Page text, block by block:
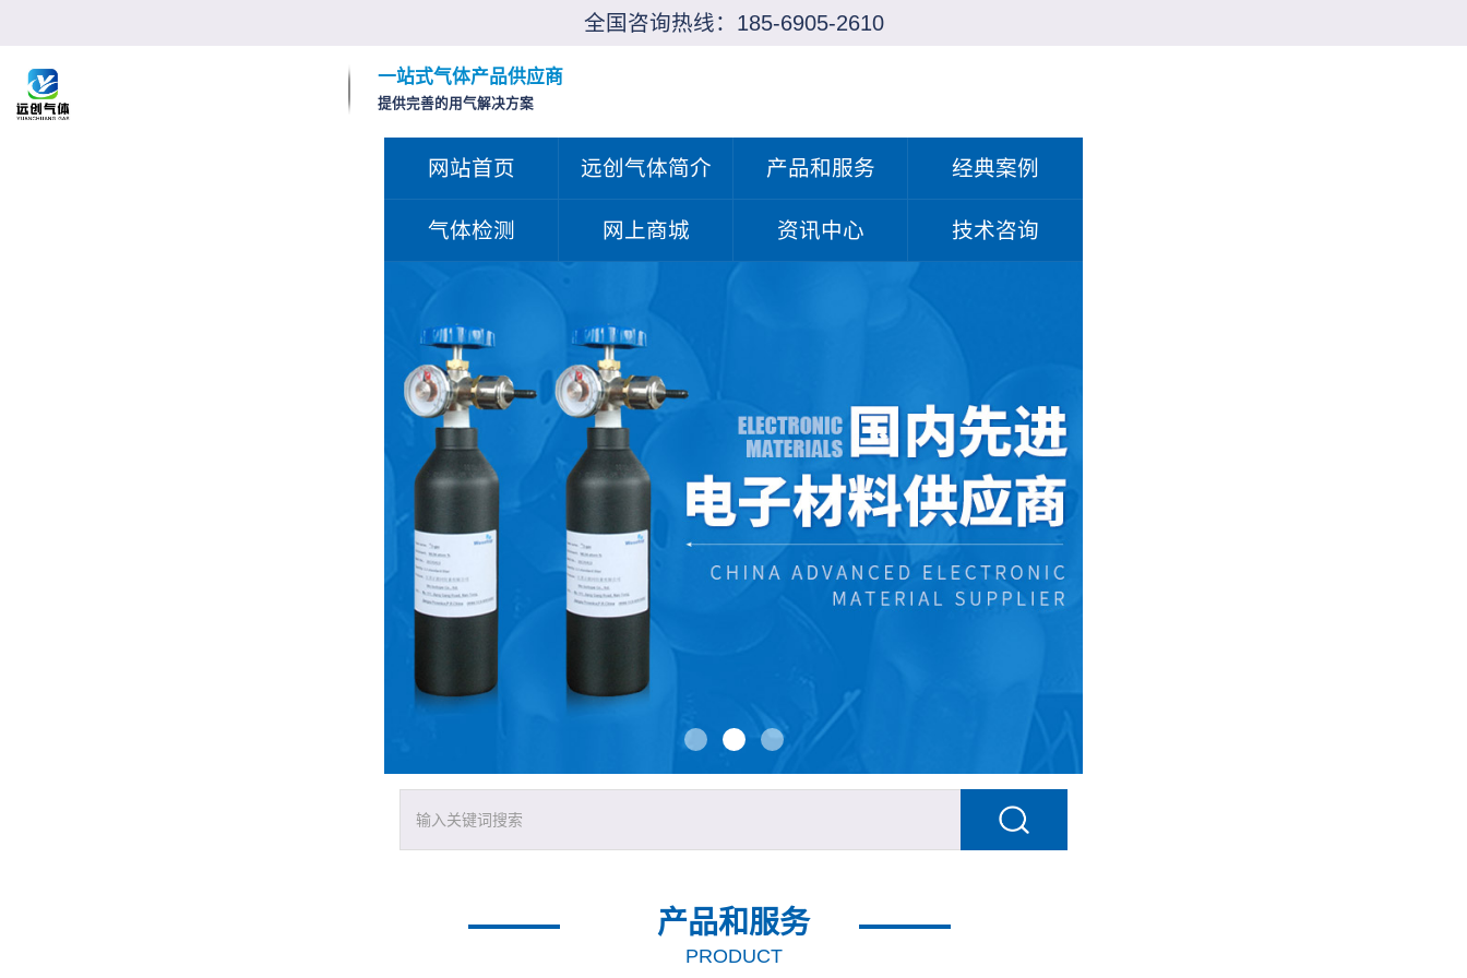
全国咨询热线： 185-6905-2610
一站式气体产品供应商
提供完善的用气解决方案
网站首页 远创气体简介 产品和服务 经典案例
气体检测 网上商城 资讯中心 技术咨询
产品和服务
PRODUCT